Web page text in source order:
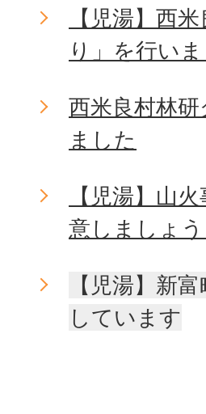
【児湯】西
り」を行い
西米良村林
ました
【児湯】山
意しましょう
【児湯】新
しています